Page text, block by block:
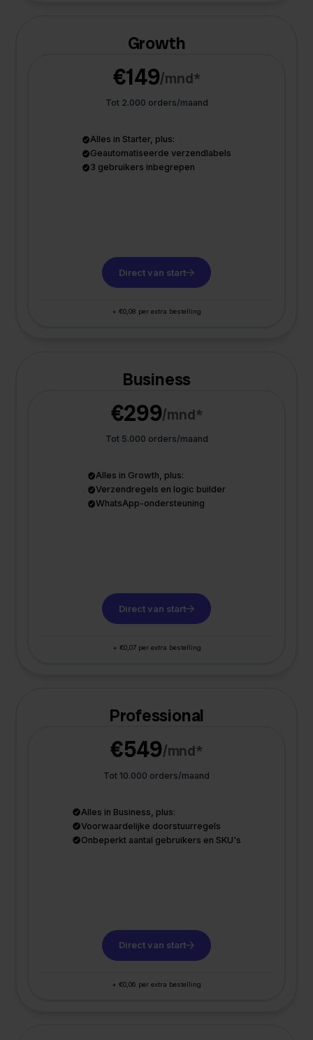
Growth
€149/mnd*
Tot 2.000 orders/maand
Alles in Starter, plus:
Geautomatiseerde verzendlabels
3 gebruikers inbegrepen
Direct van start
+ €0,08 per extra bestelling
Business
€299/mnd*
Tot 5.000 orders/maand
Alles in Growth, plus:
Verzendregels en logic builder
WhatsApp-ondersteuning
Direct van start
+ €0,07 per extra bestelling
Professional
€549/mnd*
Tot 10.000 orders/maand
Alles in Business, plus:
Voorwaardelijke doorstuurregels
Onbeperkt aantal gebruikers en SKU's
Direct van start
+ €0,06 per extra bestelling